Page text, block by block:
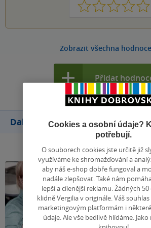
1 2 3 4 5
Zobrazit všechna
Přidat
Další knihy autoraCookies a osobní údaje?
potřebují.
O souborech cookies jste určitě již
využíváme ke shromažďování a
aby náš e-shop dobře fungoval a
nadále zlepšovat. Také nám
lepší a cílenější reklamu. Žádných
klidně Vergilia v originále. Váš
marketingovým platformám i
údaje. Ale vše bedlivě hlídáme.